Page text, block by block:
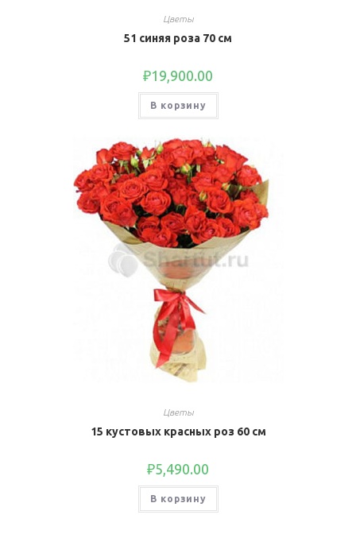
Цветы
51 синяя роза 70 см
₽19,900.00
В корзину
Цветы
15 кустовых красных роз 60 см
₽5,490.00
В корзину